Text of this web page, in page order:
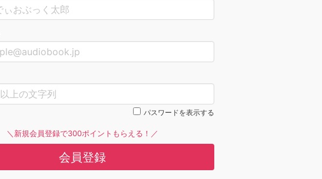
パスワードを表示する
＼新規会員登録で300ポイントもらえる！／
会員登録